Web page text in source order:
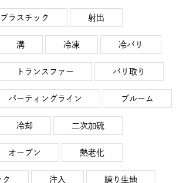
プラスチック 射出
溝 冷凍 冷バリ
トランスファー バリ取り
パーティングライン ブルーム
冷却 二次加硫
オーブン 熱老化
注入 練り生地